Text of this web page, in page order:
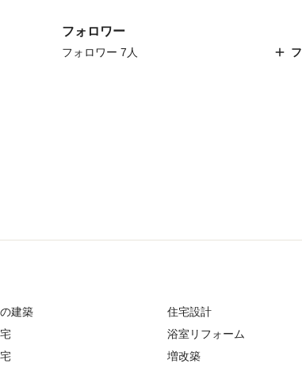
も部屋を作る予定です。子どもが育ち、家の生活の変化
永本さんにはお世話になりながら、家を大切にしていきた
フォロワー
フォロワー 7人
建築
住宅設計
浴室リフォーム
増改築